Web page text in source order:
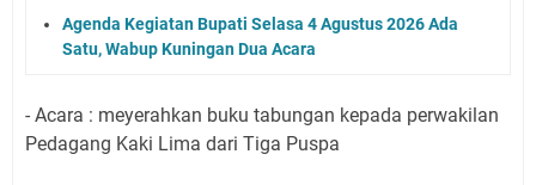
Agenda Kegiatan Bupati Selasa 4 Agustus 2026 Ada
Satu, Wabup Kuningan Dua Acara
- Acara : meyerahkan buku tabungan kepada perwakilan
Pedagang Kaki Lima dari Tiga Puspa